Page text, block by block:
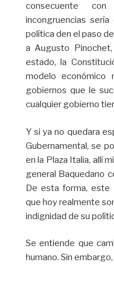
consecuente
incongruencias
política den el paso
a Augusto
estado, la
modelo económico
gobiernos que le
cualquier gobierno
Y si ya no quedara
Gubernamental, se
en la Plaza Italia, allí
general Baquedano
De esta forma, este
que hoy realmente
indignidad de su
Se entiende que
humano. Sin